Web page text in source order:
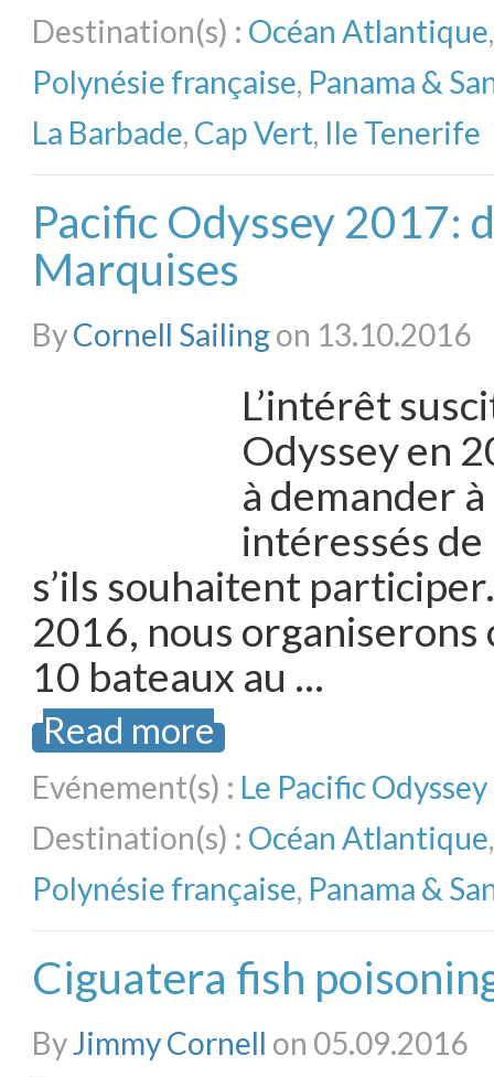
Destination(s) : Océan Atlantique
Polynésie française, Panama &
La Barbade, Cap Vert, Ile Tenerife
Pacific Odyssey 2017:
Marquises
ByCornell Sailingon 13.10.2016
L’intérêt
Odyssey en
à demander
intéressés
s’ils souhaitent
2016, nous organiserons
10 bateaux au …
Read more
Evénement(s) : Le Pacific Odyssey
Destination(s) : Océan Atlantique
Polynésie française, Panama &
Ciguatera fish
ByJimmy Cornell on 05.09.2016